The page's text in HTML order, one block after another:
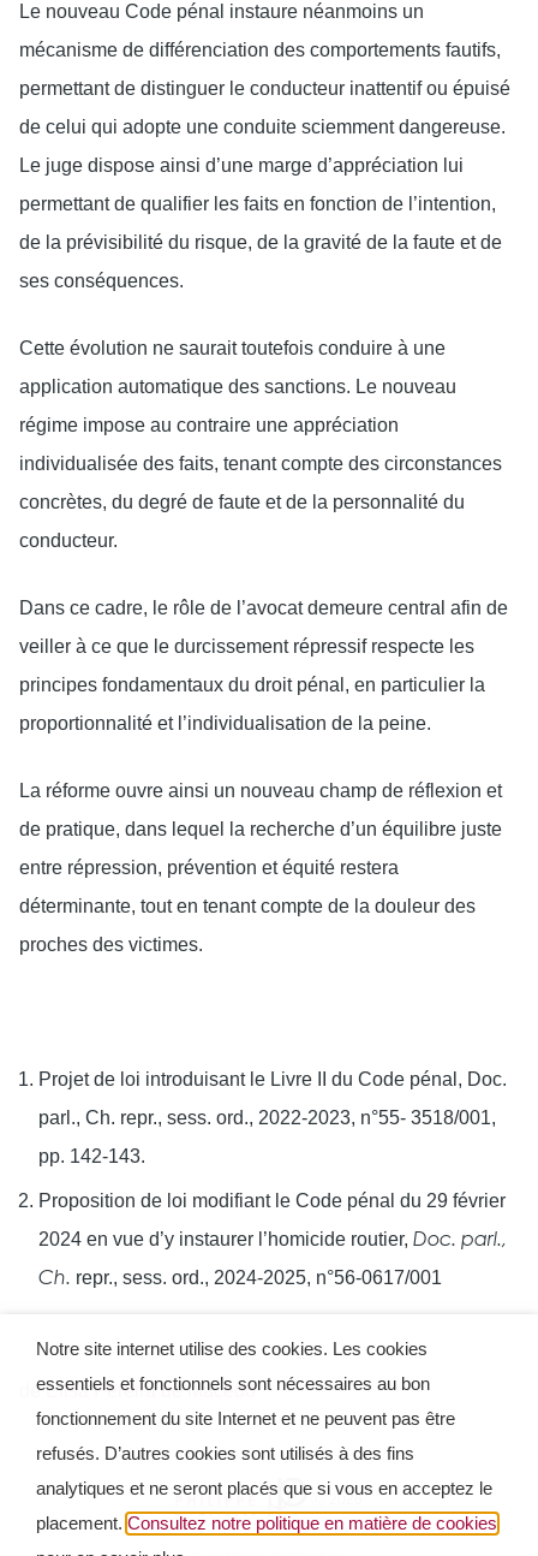
Le nouveau Code pénal instaure néanmoins un
mécanisme de différenciation des comportements fautifs,
permettant de distinguer le conducteur inattentif ou épuisé
de celui qui adopte une conduite sciemment dangereuse.
Le juge dispose ainsi d’une marge d’appréciation lui
permettant de qualifier les faits en fonction de l’intention,
de la prévisibilité du risque, de la gravité de la faute et de
ses conséquences.
Cette évolution ne saurait toutefois conduire à une
application automatique des sanctions. Le nouveau
régime impose au contraire une appréciation
individualisée des faits, tenant compte des circonstances
concrètes, du degré de faute et de la personnalité du
conducteur.
Dans ce cadre, le rôle de l’avocat demeure central afin de
veiller à ce que le durcissement répressif respecte les
principes fondamentaux du droit pénal, en particulier la
proportionnalité et l’individualisation de la peine.
La réforme ouvre ainsi un nouveau champ de réflexion et
de pratique, dans lequel la recherche d’un équilibre juste
entre répression, prévention et équité restera
déterminante, tout en tenant compte de la douleur des
proches des victimes.
Projet de loi introduisant le Livre II du Code pénal, Doc.
parl., Ch. repr., sess. ord., 2022-2023, n°55- 3518/001,
pp. 142-143.
Proposition de loi modifiant le Code pénal du 29 février
2024 en vue d’y instaurer l’homicide routier, Doc. parl.,
Ch. repr., sess. ord., 2024-2025, n°56-0617/001
deElisa Pereira de Macedo
Ⓒ 2026
Notre site internet utilise des cookies. Les cookies
essentiels et fonctionnels sont nécessaires au bon
fonctionnement du site Internet et ne peuvent pas être
refusés. D’autres cookies sont utilisés à des fins
analytiques et ne seront placés que si vous en acceptez le
placement. Consultez notre politique en matière de cookies